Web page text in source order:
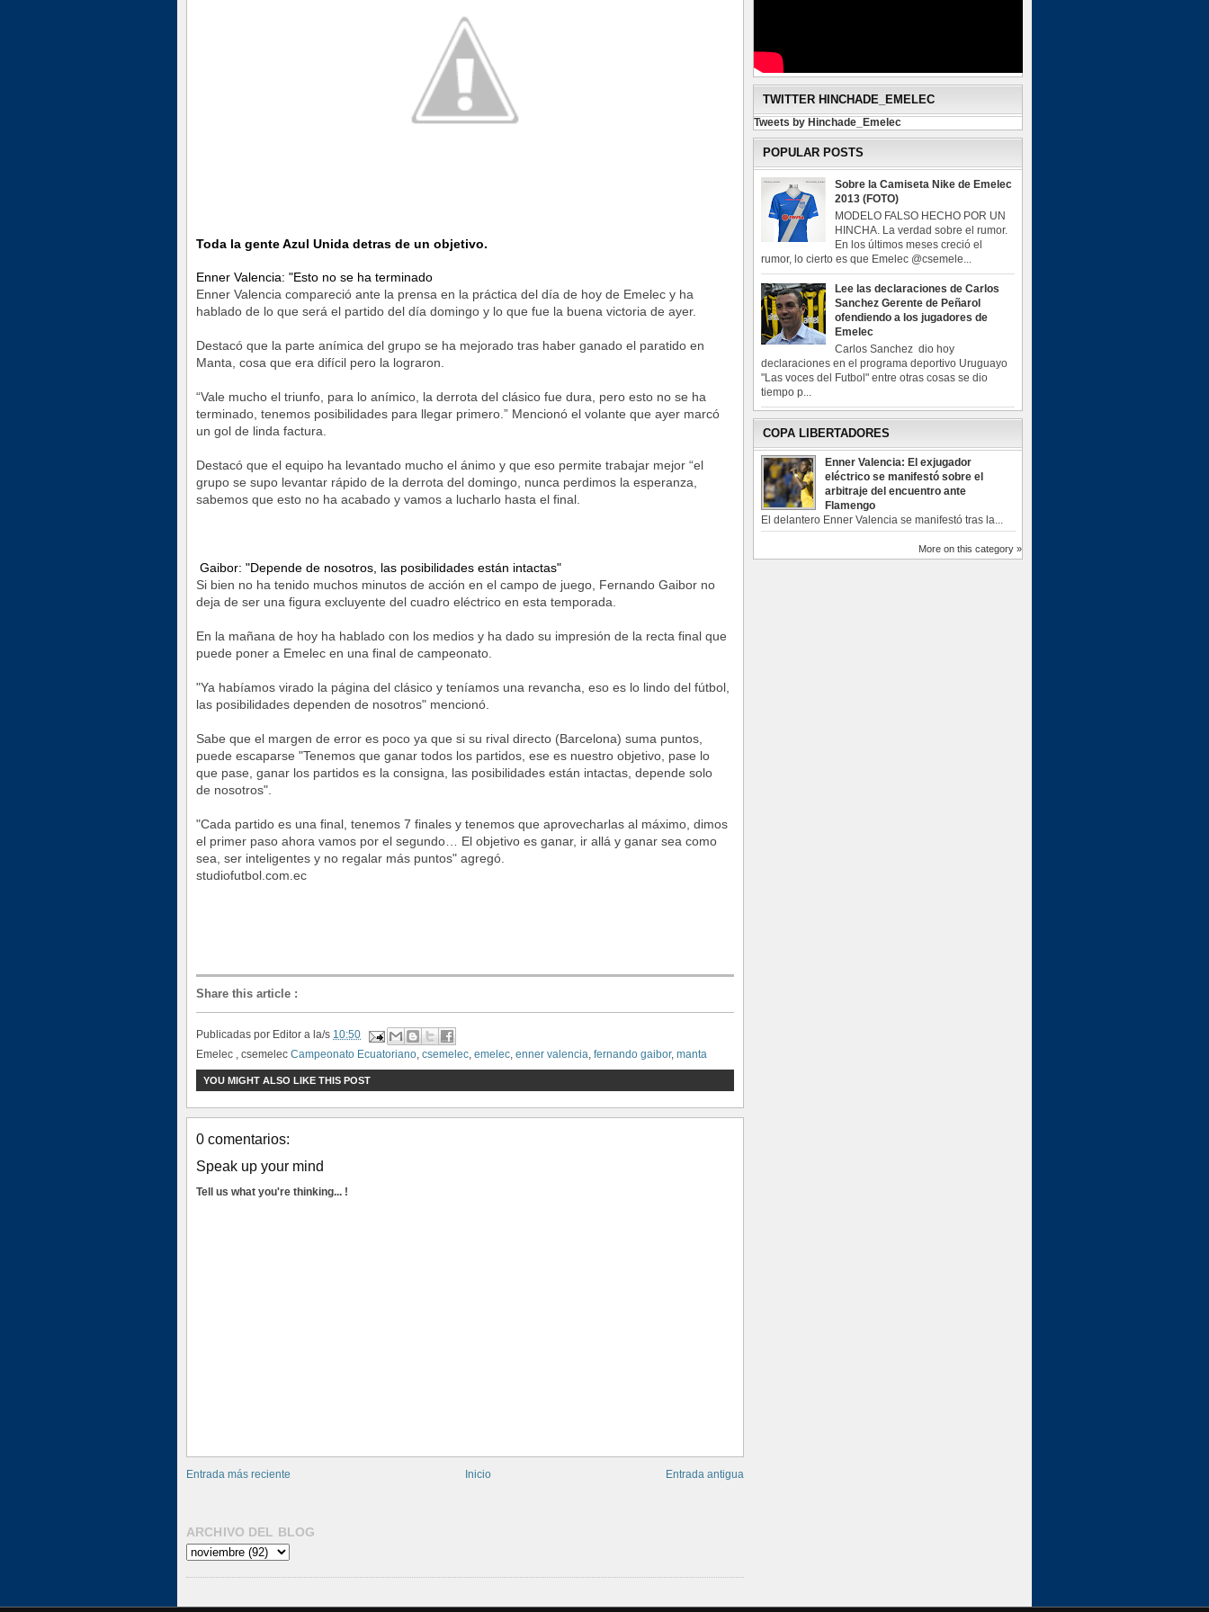
Toda la gente Azul Unida detras de un objetivo.
Enner Valencia: "Esto no se ha terminado
Enner Valencia compareció ante la prensa en la práctica del día de hoy de Emelec y ha
hablado de lo que será el partido del día domingo y lo que fue la buena victoria de ayer.
Destacó que la parte anímica del grupo se ha mejorado tras haber ganado el paratido en
Manta, cosa que era difícil pero la lograron.
“Vale mucho el triunfo, para lo anímico, la derrota del clásico fue dura, pero esto no se ha
terminado, tenemos posibilidades para llegar primero.” Mencionó el volante que ayer marcó
un gol de linda factura.
Destacó que el equipo ha levantado mucho el ánimo y que eso permite trabajar mejor “el
grupo se supo levantar rápido de la derrota del domingo, nunca perdimos la esperanza,
sabemos que esto no ha acabado y vamos a lucharlo hasta el final.
Gaibor: "Depende de nosotros, las posibilidades están intactas"
Si bien no ha tenido muchos minutos de acción en el campo de juego, Fernando Gaibor no
deja de ser una figura excluyente del cuadro eléctrico en esta temporada.
En la mañana de hoy ha hablado con los medios y ha dado su impresión de la recta final que
puede poner a Emelec en una final de campeonato.
"Ya habíamos virado la página del clásico y teníamos una revancha, eso es lo lindo del fútbol,
las posibilidades dependen de nosotros" mencionó.
Sabe que el margen de error es poco ya que si su rival directo (Barcelona) suma puntos,
puede escaparse "Tenemos que ganar todos los partidos, ese es nuestro objetivo, pase lo
que pase, ganar los partidos es la consigna, las posibilidades están intactas, depende solo
de nosotros".
"Cada partido es una final, tenemos 7 finales y tenemos que aprovecharlas al máximo, dimos
el primer paso ahora vamos por el segundo… El objetivo es ganar, ir allá y ganar sea como
sea, ser inteligentes y no regalar más puntos" agregó.
studiofutbol.com.ec
Share this article :
Publicadas por Editor a la/s 10:50
Emelec , csemelec Campeonato Ecuatoriano csemelec emelec enner valencia fernando gaibor, manta
YOU MIGHT ALSO LIKE THIS POST
0 comentarios:
Speak up your mind
Tell us what you're thinking... !
Entrada más reciente Entrada antigua
Inicio
ARCHIVO DEL BLOG
TWITTER HINCHADE_EMELEC
Tweets by Hinchade_Emelec
POPULAR POSTS
Sobre la Camiseta Nike de Emelec
2013 (FOTO)
MODELO FALSO HECHO POR UN
HINCHA. La verdad sobre el rumor.
En los últimos meses creció el
rumor, lo cierto es que Emelec @csemele...
Lee las declaraciones de Carlos
Sanchez Gerente de Peñarol
ofendiendo a los jugadores de
Emelec
Carlos Sanchez dio hoy
declaraciones en el programa deportivo Uruguayo
"Las voces del Futbol" entre otras cosas se dio
tiempo p...
COPA LIBERTADORES
Enner Valencia: El exjugador
eléctrico se manifestó sobre el
arbitraje del encuentro ante
Flamengo
El delantero Enner Valencia se manifestó tras la...
More on this category »